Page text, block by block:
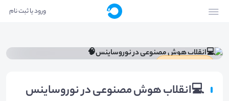
ورود یا ثبت نام
💻انقلاب هوش مصنوعی در نوروساینس